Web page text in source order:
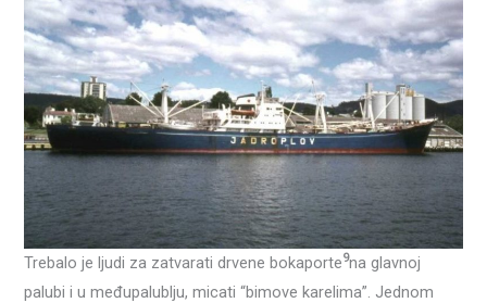
Trebalo je ljudi za zatvarati drvene bokaporte9na glavnoj
palubi i u međupalublju, micati “bimove karelima”. Jednom